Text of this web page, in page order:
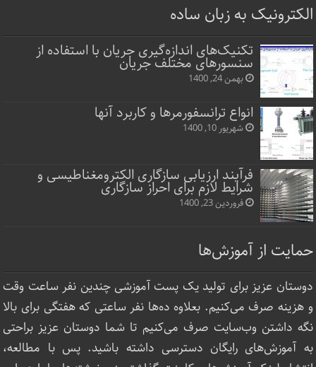
الکترونیک به زبان ساده
تکنیک‌های اندازه‌گیری جریان با استفاده از
سنسورهای مختلف جریان
بهمن 24, 1400
انواع ترانسفورمرها و کاربرد آنها
شهریور 10, 1400
فرآیند ارزیابی سازگاری الکترومغناطیسی و
شرایط لازم برای احراز سازگاری
فروردین 23, 1400
حمایت از آموزش‌ها
دوستان عزیز برای تولید یک پست آموزشی چندین نفر ساعت‌ وقت
و هزینه صرف می‌کنیم. بعلاوه ده‌ها نفر ساعتی که هفتگی برای بالا
نگه داشتن وب‌سایت صرف ‌می‌کنیم تا شما دوستان عزیز براحتی
به آموزش‌های رایگان دسترسی داشته باشید. پس با مطالعه،